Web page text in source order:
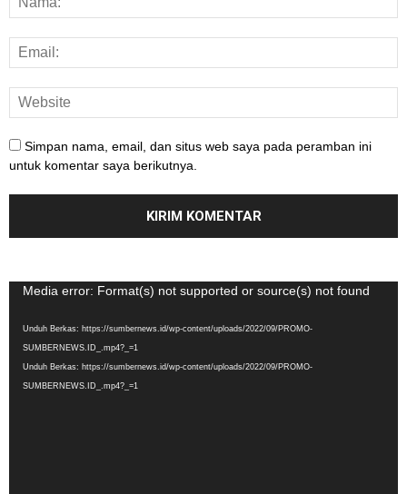
Simpan nama, email, dan situs web saya pada peramban ini
untuk komentar saya berikutnya.
Pemutar
Media error: Format(s) not supported or source(s) not found
Unduh Berkas: https://sumbernews.id/wp-content/uploads/2022/09/PROMO-
SUMBERNEWS.ID_.mp4?_=1
Unduh Berkas: https://sumbernews.id/wp-content/uploads/2022/09/PROMO-
SUMBERNEWS.ID_.mp4?_=1